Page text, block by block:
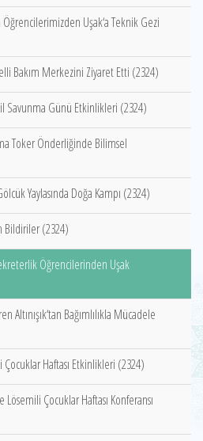
Uşak‘a Teknik Gezi
Bakım Merkezini Ziyaret Etti (2324)
Savunma Günü Etkinlikleri (2324)
Toker Önderliğinde Bilimsel
Yaylasında Doğa Kampı (2324)
(2324)
Öğrencilerinden Uşak
Altınışık‘tan Bağımlılıkla Mücadele
Haftası Etkinlikleri (2324)
Çocuklar Haftası Konferansı